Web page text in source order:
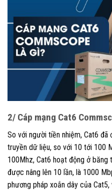
2/ Cáp mạng Cat6
So với người tiền nhiệm, Cat6
truyền dữ liệu, so với 10 tới 100
100Mhz, Cat6 hoạt động ở
được nâng lên 10 lần, là 1000
phương pháp xoắn dây của